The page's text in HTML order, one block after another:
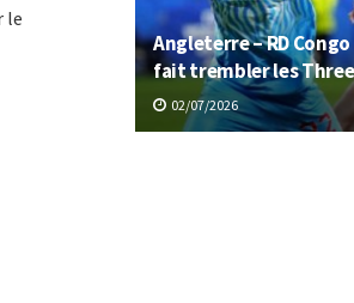
le
Angleterre – RD
fait trembler les
02/07/2026